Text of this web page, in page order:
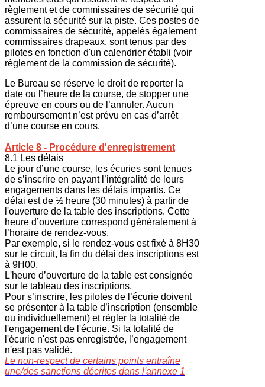
règlement et de commissaires de sécurité qui
assurent la sécurité sur la piste. Ces postes de
commissaires de sécurité, appelés également
commissaires drapeaux, sont tenus par des
pilotes en fonction d'un calendrier établi (voir
règlement de la commission de sécurité).
Le Bureau se réserve le droit de reporter la
date ou l’heure de la course, de stopper une
épreuve en cours ou de l’annuler. Aucun
remboursement n’est prévu en cas d’arrêt
d’une course en cours.
Article 8 - Procédure d'enregistrement
8.1 Les délais
Le jour d’une course, les écuries sont tenues
de s’inscrire en payant l’intégralité de leurs
engagements dans les délais impartis. Ce
délai est de ½ heure (30 minutes) à partir de
l'ouverture de la table des inscriptions. Cette
heure d’ouverture correspond généralement à
l’horaire de rendez-vous.
Par exemple, si le rendez-vous est fixé à 8H30
sur le circuit, la fin du délai des inscriptions est
à 9H00.
L'heure d’ouverture de la table est consignée
sur le tableau des inscriptions.
Pour s’inscrire, les pilotes de l’écurie doivent
se présenter à la table d’inscription (ensemble
ou individuellement) et régler la totalité de
l'engagement de l'écurie. Si la totalité de
l'écurie n'est pas enregistrée, l’engagement
n'est pas validé.
Le non-respect de certains points entraîne
une/des sanctions décrites dans l'annexe 1